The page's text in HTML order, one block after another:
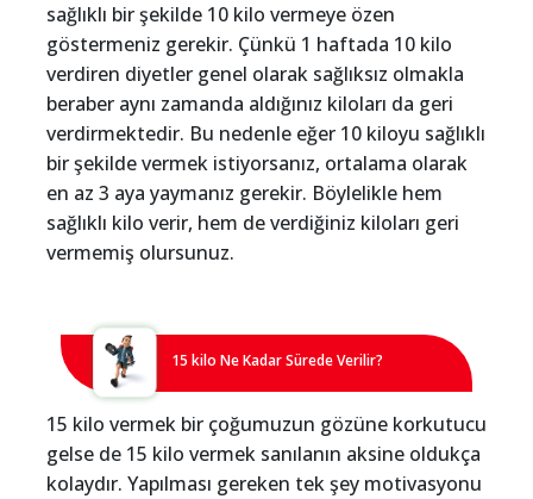
sağlıklı bir şekilde 10 kilo vermeye özen
göstermeniz gerekir. Çünkü 1 haftada 10 kilo
verdiren diyetler genel olarak sağlıksız olmakla
beraber aynı zamanda aldığınız kiloları da geri
verdirmektedir. Bu nedenle eğer 10 kiloyu sağlıklı
bir şekilde vermek istiyorsanız, ortalama olarak
en az 3 aya yaymanız gerekir. Böylelikle hem
sağlıklı kilo verir, hem de verdiğiniz kiloları geri
vermemiş olursunuz.
15 kilo Ne Kadar Sürede Verilir?
15 kilo vermek bir çoğumuzun gözüne korkutucu
gelse de 15 kilo vermek sanılanın aksine oldukça
kolaydır. Yapılması gereken tek şey motivasyonu